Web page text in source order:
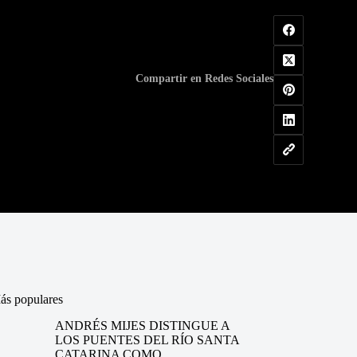
Compartir en Redes Sociales
populares
ANDRÉS MIJES DISTINGUE A
LOS PUENTES DEL RÍO SANTA
CATARINA COMO